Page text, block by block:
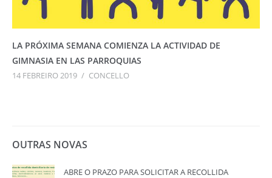
LA PRÓXIMA SEMANA COMIENZA LA ACTIVIDAD DE
GIMNASIA EN LAS PARROQUIAS
14 FEBREIRO 2019 / CONCELLO
OUTRAS NOVAS
ABRE O PRAZO PARA SOLICITAR A RECOLLIDA